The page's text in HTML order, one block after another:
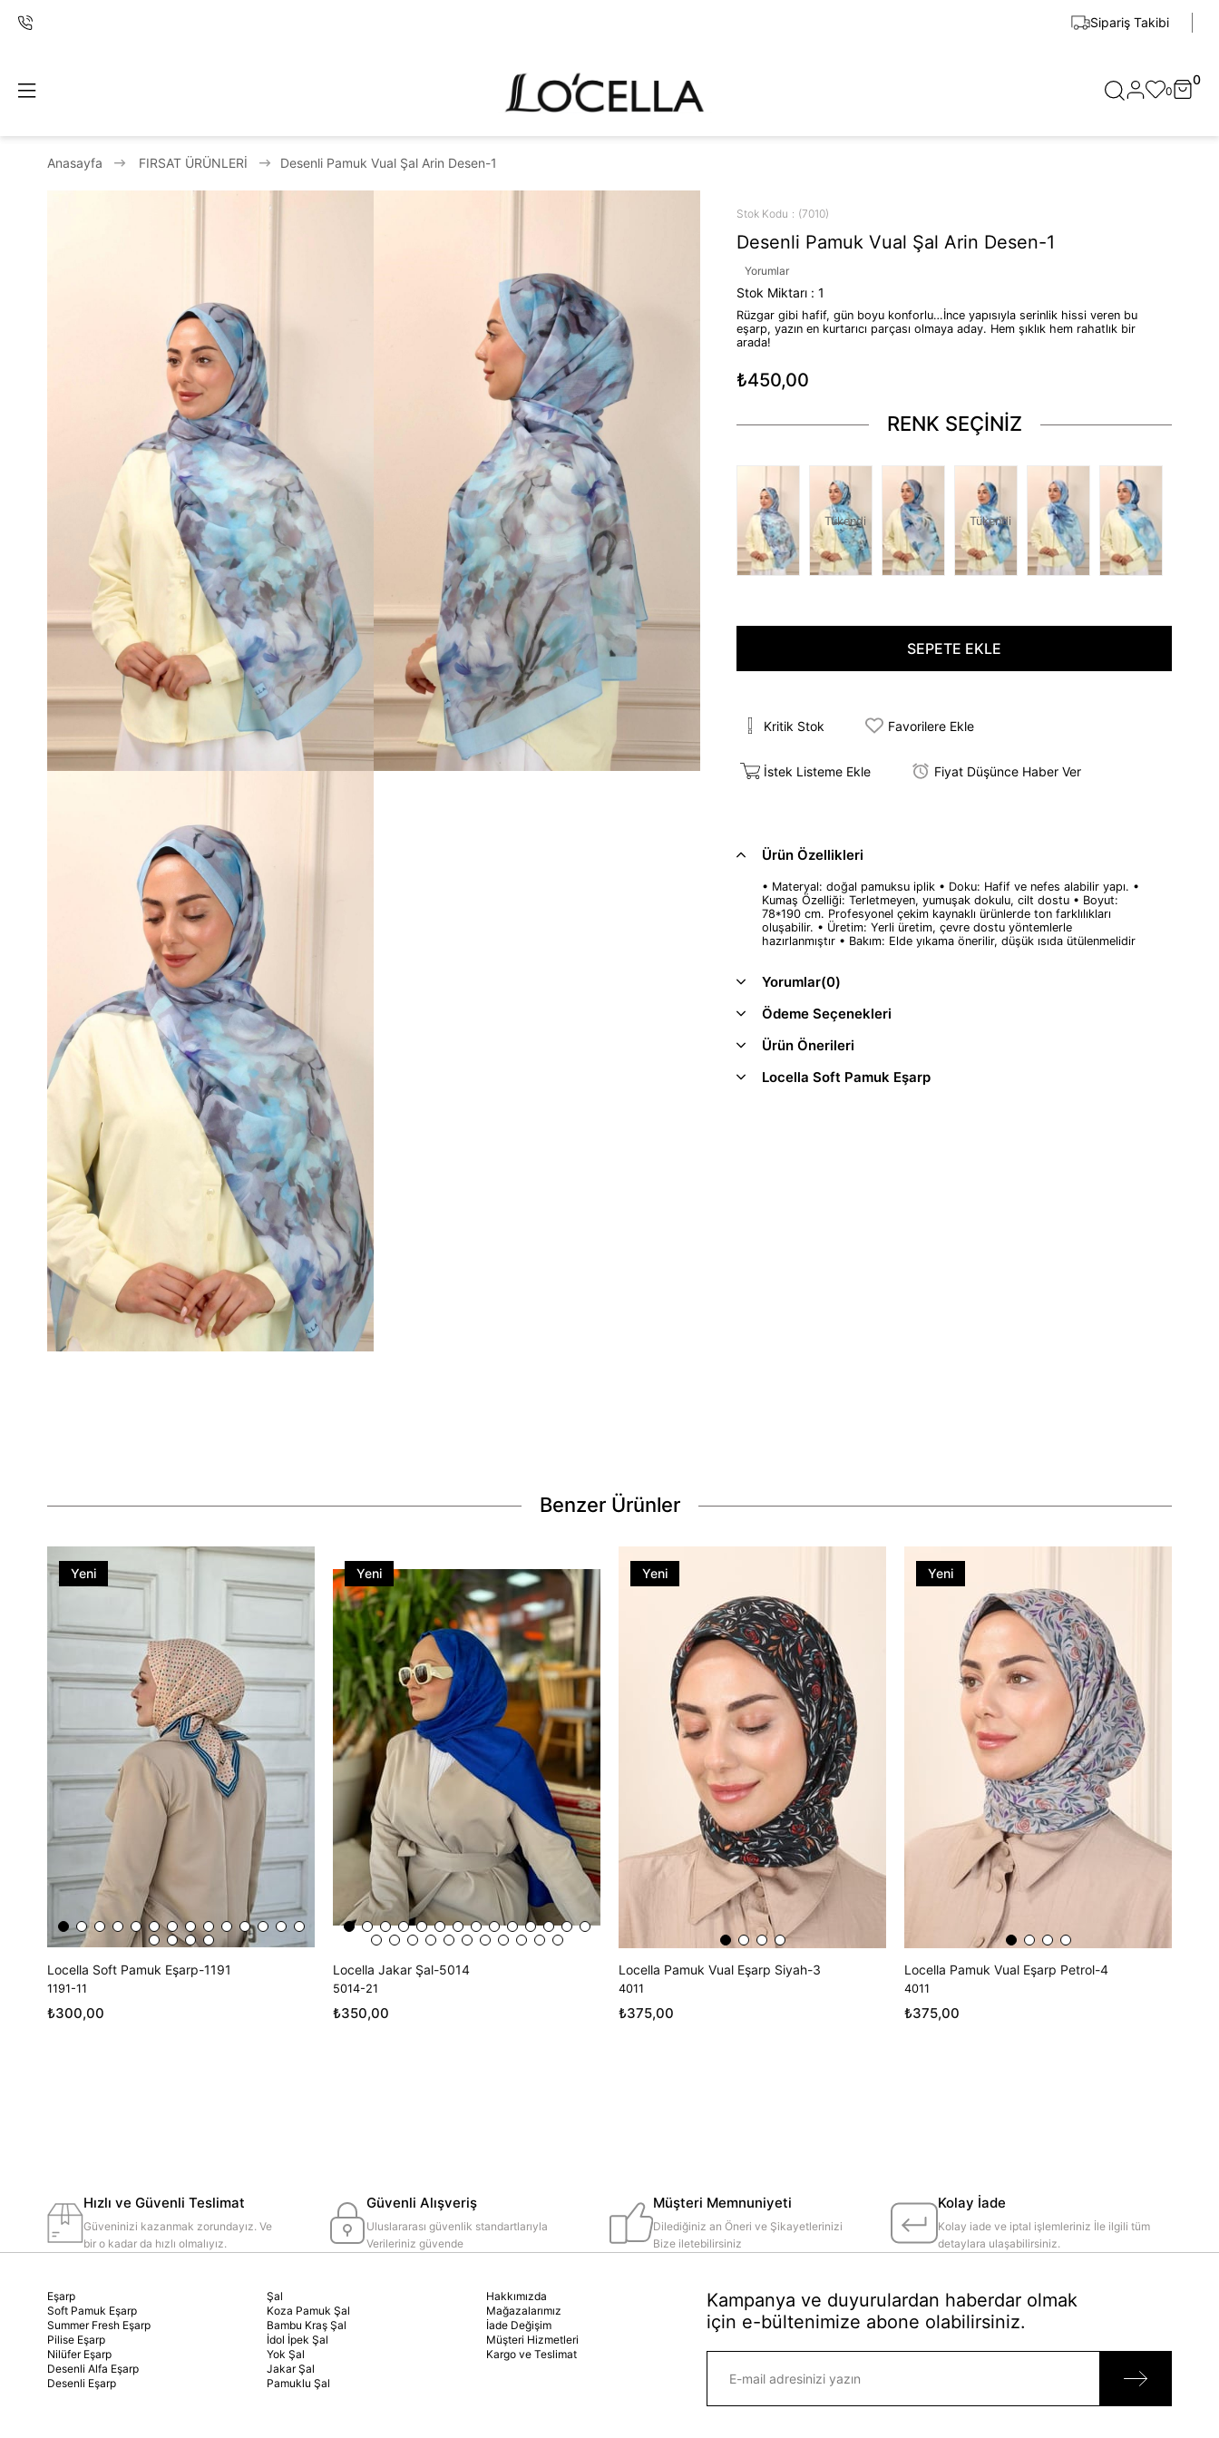
Sipariş Takibi
0
0
Anasayfa FIRSAT ÜRÜNLERİ Desenli Pamuk Vual Şal Arin Desen-1
Stok Kodu (7010)
Desenli Pamuk Vual Şal Arin Desen-1
Yorumlar
Stok Miktarı : 1
Rüzgar gibi hafif, gün boyu konforlu…İnce yapısıyla serinlik hissi veren bu
eşarp, yazın en kurtarıcı parçası olmaya aday. Hem şıklık hem rahatlık bir
arada!
₺450,00
RENK SEÇİNİZ
Tükendi Tükendi
Kritik Stok Favorilere Ekle
İstek Listeme Ekle Fiyat Düşünce Haber Ver
Ürün Özellikleri
• Materyal: doğal pamuksu iplik • Doku: Hafif ve nefes alabilir yapı. •
Kumaş Özelliği: Terletmeyen, yumuşak dokulu, cilt dostu • Boyut:
78*190 cm. Profesyonel çekim kaynaklı ürünlerde ton farklılıkları
oluşabilir. • Üretim: Yerli üretim, çevre dostu yöntemlerle
hazırlanmıştır • Bakım: Elde yıkama önerilir, düşük ısıda ütülenmelidir
Yorumlar(0)
Ödeme Seçenekleri
Ürün Önerileri
Locella Soft Pamuk Eşarp
Benzer Ürünler
Locella Soft Pamuk Eşarp-1191
1191-11
₺300,00
Yeni
Locella Jakar Şal-5014
5014-21
₺350,00
Yeni
Ürün
Locella Pamuk Vual Eşarp Siyah-3
4011
₺375,00
Yeni
Locella Pamuk Vual Eşarp Petrol-4
4011
₺375,00
Yeni
Hızlı ve Güvenli Teslimat
Güveninizi kazanmak zorundayız. Ve
bir o kadar da hızlı olmalıyız.
Güvenli Alışveriş
Uluslararası güvenlik standartlarıyla
Verileriniz güvende
Müşteri Memnuniyeti
Dilediğiniz an Öneri ve Şikayetlerinizi
Bize iletebilirsiniz
Kolay İade
Kolay iade ve iptal işlemleriniz İle ilgili tüm
detaylara ulaşabilirsiniz.
Eşarp
Soft Pamuk Eşarp
Summer Fresh Eşarp
Pilise Eşarp
Nilüfer Eşarp
Desenli Alfa Eşarp
Desenli Eşarp
Şal
Koza Pamuk Şal
Bambu Kraş Şal
İdol İpek Şal
Yok Şal
Jakar Şal
Pamuklu Şal
Hakkımızda
Mağazalarımız
İade Değişim
Müşteri Hizmetleri
Kargo ve Teslimat
Kampanya ve duyurulardan haberdar olmak
için e-bültenimize abone olabilirsiniz.